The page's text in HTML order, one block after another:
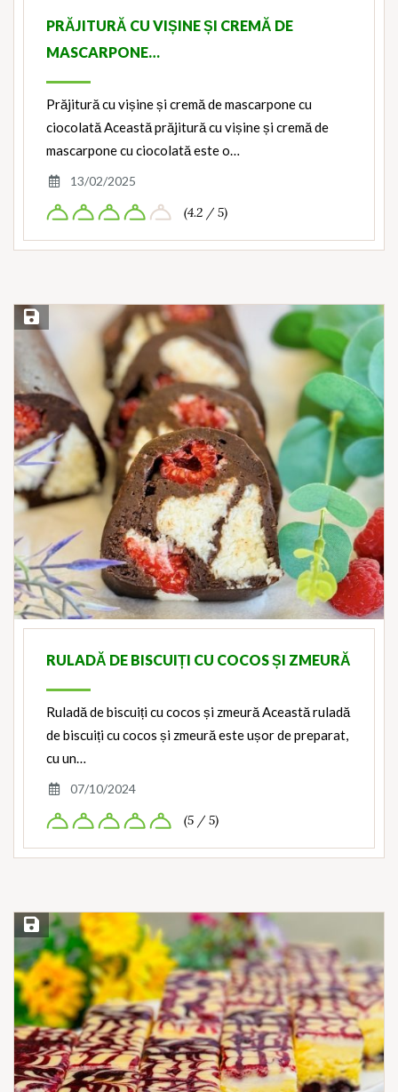
PRĂJITURĂ CU VIȘINE ȘI CREMĂ DE
MASCARPONE…
Prăjitură cu vișine și cremă de mascarpone cu
ciocolată Această prăjitură cu vișine și cremă de
mascarpone cu ciocolată este o…
13/02/2025
(4.2 / 5)
Save Recipe
RULADĂ DE BISCUIȚI CU COCOS ȘI ZMEURĂ
Ruladă de biscuiți cu cocos și zmeură Această ruladă
de biscuiți cu cocos și zmeură este ușor de preparat,
cu un…
07/10/2024
(5 / 5)
Save Recipe